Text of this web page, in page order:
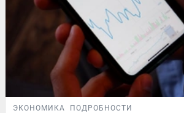
ЭКОНОМИКА ПОДРОБНОСТИ